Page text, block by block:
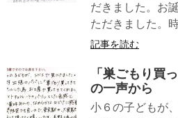
だきました。お
ただきました。
記事を読む
「巣ごもり買
の一声から
小６の子どもが